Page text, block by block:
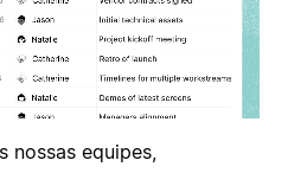
nossas equipes,